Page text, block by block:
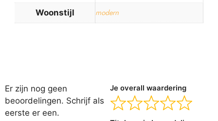
Woonstijl modern
Er zijn nog geen
beoordelingen. Schrijf als
eerste er een.
Je overall waardering